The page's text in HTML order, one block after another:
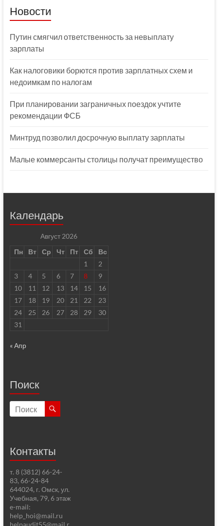
Новости
Путин смягчил ответственность за невыплату
зарплаты
Как налоговики борются против зарплатных схем и
недоимкам по налогам
При планировании заграничных поездок учтите
рекомендации ФСБ
Минтруд позволил досрочную выплату зарплаты
Малые коммерсанты столицы получат преимущество
Календарь
Август 2026
Пн
Вт Ср Чт Пт Сб
Вс
1
2
3
4 5 6 7 8
9
10
11 12 13 14 15
16
17
18 19 20 21 22
23
24
25 26 27 28 29
30
31
« Апр
Поиск
Контакты
т. 8 (3812) 66-24-
83, 66-24-84
644024, г. Омск, ул.
Учебная, 79, 6 этаж
e-mail:
help_hoi@mail.ru